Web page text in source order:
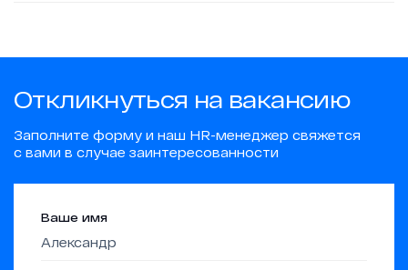
Откликнуться на вакансию
Заполните форму и наш HR-менеджер свяжется
с вами в случае заинтересованности
Ваше имя